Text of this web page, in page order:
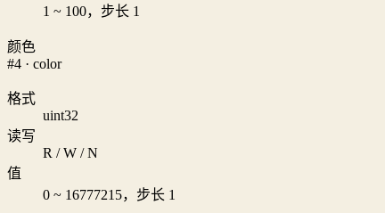
1 ~ 100，步长 1
颜色
#4 · color
格式
uint32
读写
R / W / N
值
0 ~ 16777215，步长 1